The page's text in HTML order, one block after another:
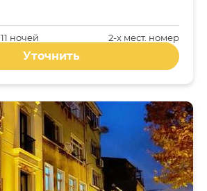
2-x мест. номер
11 ночей
Уточнить